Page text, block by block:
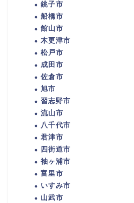
銚子市
船橋市
館山市
木更津市
松戸市
成田市
佐倉市
旭市
習志野市
流山市
八千代市
君津市
四街道市
袖ヶ浦市
富里市
いすみ市
山武市